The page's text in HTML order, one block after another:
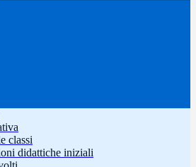
classi
didattiche iniziali